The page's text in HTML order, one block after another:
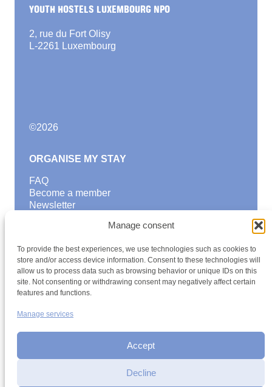
Manage consent
To provide the best experiences, we use technologies such as cookies to
store and/or access device information. Consent to these technologies will
allow us to process data such as browsing behavior or unique IDs on this
site. Not consenting or withdrawing consent may negatively affect certain
features and functions.
Manage services
Accept
Decline
YOUTH HOSTELS LUXEMBOURG NPO
2, rue du Fort Olisy
L-2261 Luxembourg
©2026
ORGANISE MY STAY
FAQ
Become a member
Newsletter
Find a youth hostel
Discover activities
School Trips and group excursions
Teambuilding
Youth Hostels Luxembourg NPO